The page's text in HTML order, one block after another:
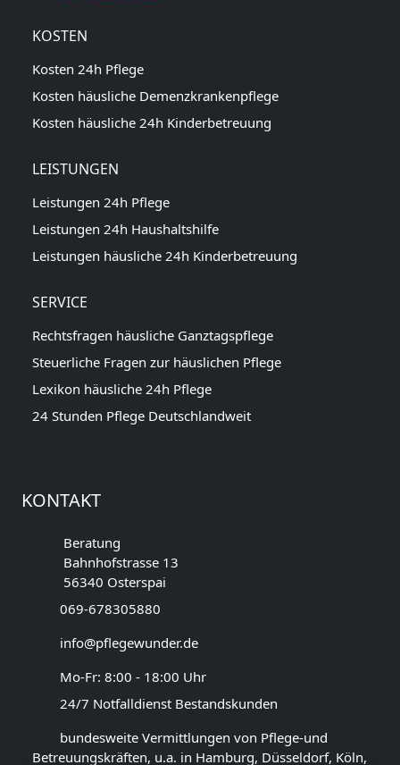
KOSTEN
Kosten 24h Pflege
Kosten häusliche Demenzkrankenpflege
Kosten häusliche 24h Kinderbetreuung
LEISTUNGEN
Leistungen 24h Pflege
Leistungen 24h Haushaltshilfe
Leistungen häusliche 24h Kinderbetreuung
SERVICE
Rechtsfragen häusliche Ganztagspflege
Steuerliche Fragen zur häuslichen Pflege
Lexikon häusliche 24h Pflege
24 Stunden Pflege Deutschlandweit
KONTAKT
Beratung
Bahnhofstrasse 13
56340 Osterspai
069-678305880
info@pflegewunder.de
Mo-Fr: 8:00 - 18:00 Uhr
24/7 Notfalldienst Bestandskunden
bundesweite Vermittlungen von Pflege-und
Betreuungskräften, u.a. in Hamburg, Düsseldorf, Köln,